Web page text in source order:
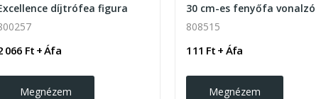
díjtrófea figura
066 Ft + Áfa
Megnézem
30 cm-es fenyőfa vonalzó
808515
111 Ft + Áfa
Megnézem